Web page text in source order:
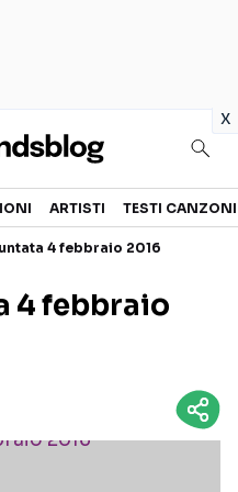
x
TESTI CANZONI
ARTISTI TESTI CANZONI
4 febbraio 2016
4 febbraio